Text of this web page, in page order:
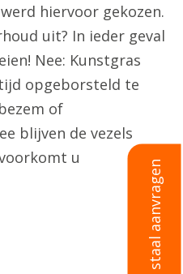
Gratis staal aanvragen
hiervoor gekozen.
uit? In ieder geval
Nee: Kunstgras
opgeborsteld te
of
blijven de vezels
u